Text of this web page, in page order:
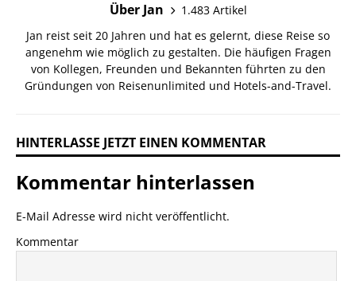
Über Jan
1.483 Artikel
Jan reist seit 20 Jahren und hat es gelernt, diese Reise so
angenehm wie möglich zu gestalten. Die häufigen Fragen
von Kollegen, Freunden und Bekannten führten zu den
Gründungen von Reisenunlimited und Hotels-and-Travel.
HINTERLASSE JETZT EINEN KOMMENTAR
Kommentar hinterlassen
E-Mail Adresse wird nicht veröffentlicht.
Kommentar